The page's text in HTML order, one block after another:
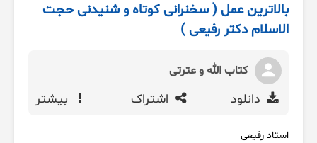
بالاترین عمل ( سخنرانی کوتاه و شنیدنی حجت
الاسلام دکتر رفیعی )
کتاب الله و عترتی
دانلود اشتراک بیشتر
استاد رفیعی